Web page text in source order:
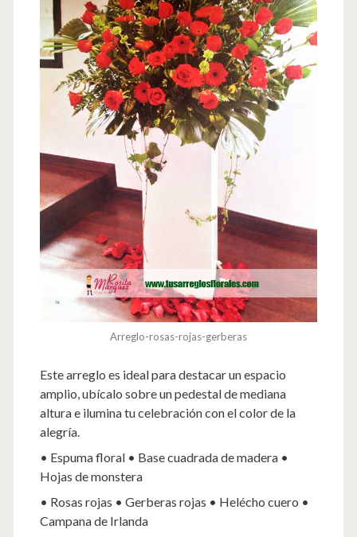
Arreglo-rosas-rojas-gerberas
Este arreglo es ideal para destacar un espacio
amplio, ubícalo sobre un pedestal de mediana
altura e ilumina tu celebración con el color de la
alegría.
• Espuma floral • Base cuadrada de madera •
Hojas de monstera
• Rosas rojas • Gerberas rojas • Helécho cuero •
Campana de Irlanda